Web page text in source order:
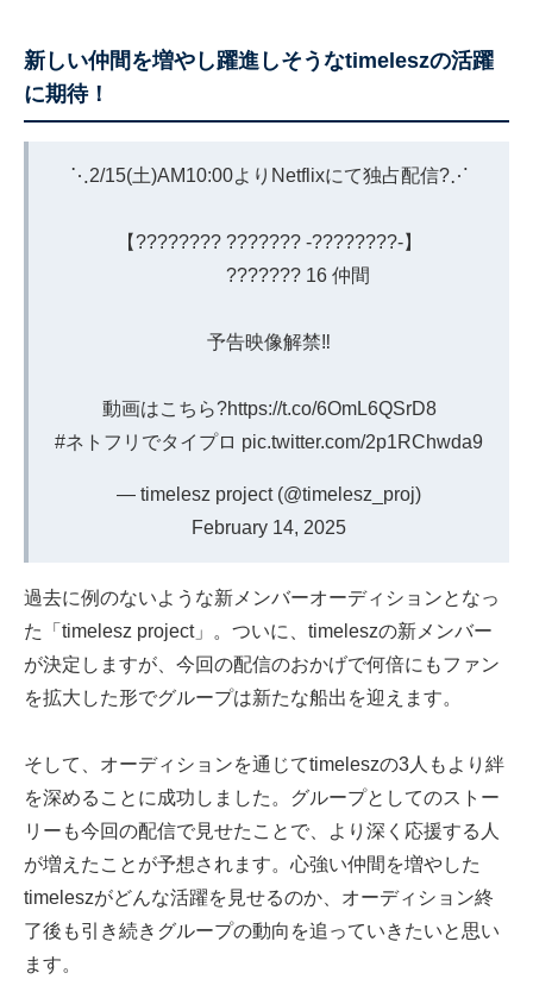
新しい仲間を増やし躍進しそうなtimeleszの活躍
に期待！
⋱2/15(土)AM10:00よりNetflixにて独占配信?⋰
【???????? ??????? -????????-】
??????? 16 仲間
予告映像解禁‼️
動画はこちら?https://t.co/6OmL6QSrD8
#ネトフリでタイプロ pic.twitter.com/2p1RChwda9
— timelesz project (@timelesz_proj)
February 14, 2025
過去に例のないような新メンバーオーディションとなっ
た「timelesz project」。ついに、timeleszの新メンバー
が決定しますが、今回の配信のおかげで何倍にもファン
を拡大した形でグループは新たな船出を迎えます。
そして、オーディションを通じてtimeleszの3人もより絆
を深めることに成功しました。グループとしてのストー
リーも今回の配信で見せたことで、より深く応援する人
が増えたことが予想されます。心強い仲間を増やした
timeleszがどんな活躍を見せるのか、オーディション終
了後も引き続きグループの動向を追っていきたいと思い
ます。